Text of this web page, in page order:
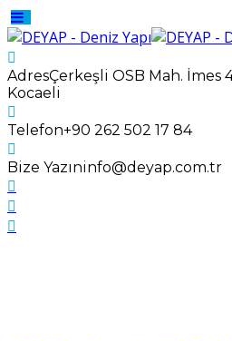
AdresÇerkeşli OSB Mah. İmes
Kocaeli
Telefon+90 262 502 17 84
Bize Yazıninfo@deyap.com.tr